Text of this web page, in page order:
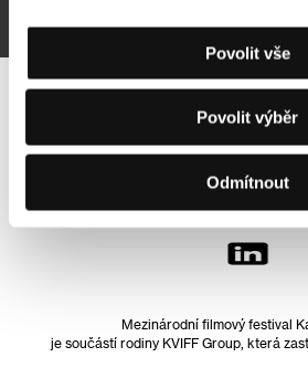
Povolit vše
Povolit výběr
Odmítnout
Sledujte nás na síti:
Mezinárodní filmový festival
je součástí rodiny KVIFF Group, která